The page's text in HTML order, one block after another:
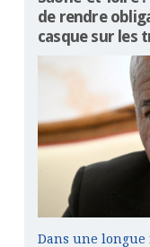
de rendre
casque sur les
Dans une